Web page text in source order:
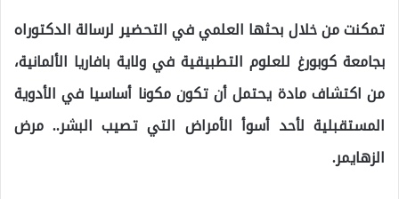
تمكنت من خلال بحثها العلمي في التحضير لرسالة الدكتوراه
بجامعة كوبورغ للعلوم التطبيقية في ولاية بافاريا الألمانية،
من اكتشاف مادة يحتمل أن تكون مكونا أساسيا في الأدوية
المستقبلية لأحد أسوأ الأمراض التي تصيب البشر.. مرض
الزهايمر.